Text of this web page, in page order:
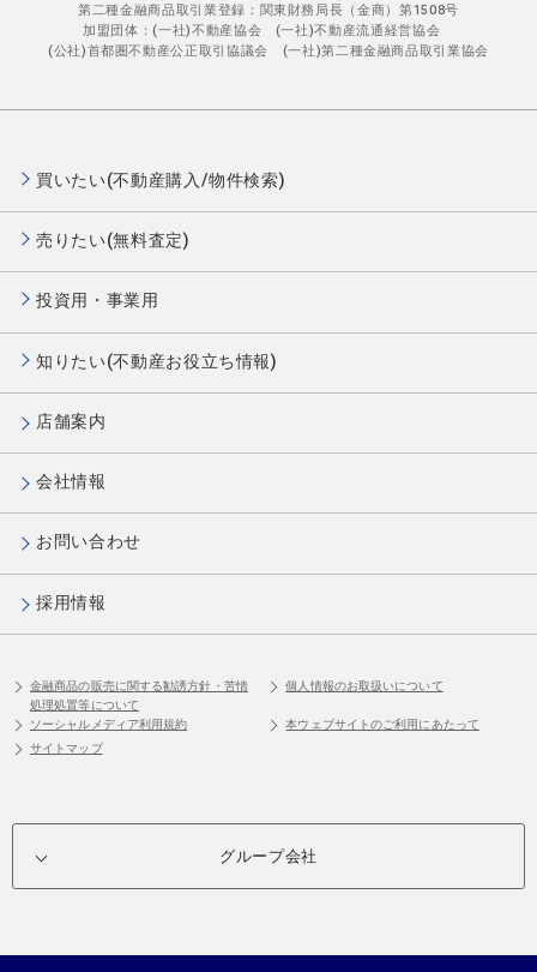
第二種金融商品取引業登録：関東財務局長（金商）第1508号
加盟団体：(一社)不動産協会 (一社)不動産流通経営協会
(公社)首都圏不動産公正取引協議会 (一社)第二種金融商品取引業協会
買いたい(不動産購入/物件検索)
売りたい(無料査定)
投資用・事業用
知りたい(不動産お役立ち情報)
店舗案内
会社情報
お問い合わせ
採用情報
金融商品の販売に関する勧誘方針・苦情
処理処置等について
個人情報のお取扱いについて
ソーシャルメディア利用規約
本ウェブサイトのご利用にあたって
サイトマップ
グループ会社